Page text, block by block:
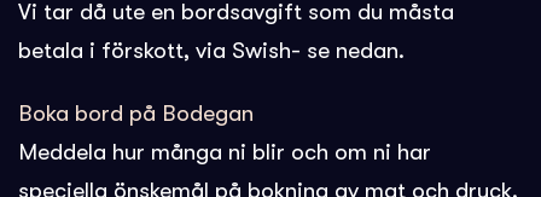
Vi tar då ute en bordsavgift som du måsta
betala i förskott, via Swish- se nedan.
Boka bord på Bodegan
Meddela hur många ni blir och om ni har
speciella önskemål på bokning av mat och dryck.